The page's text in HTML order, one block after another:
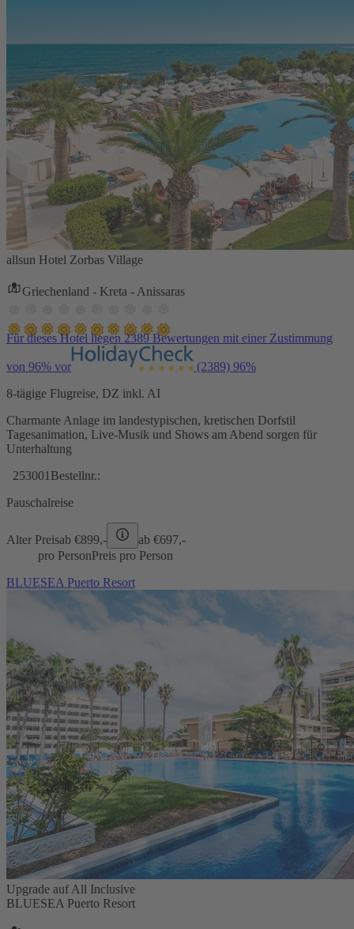
allsun Hotel Zorbas Village
Griechenland - Kreta - Anissaras
Für dieses Hotel liegen 2389 Bewertungen mit einer Zustimmung
von 96% vor (2389) 96%
8-tägige Flugreise, DZ inkl. AI
Charmante Anlage im landestypischen, kretischen Dorfstil
Tagesanimation, Live-Musik und Shows am Abend sorgen für
Unterhaltung
253001 Bestellnr.:
Pauschalreise
Alter Preisab €899,- ab €697,-
pro PersonPreis pro Person
BLUESEA Puerto Resort
Upgrade auf All Inclusive
BLUESEA Puerto Resort